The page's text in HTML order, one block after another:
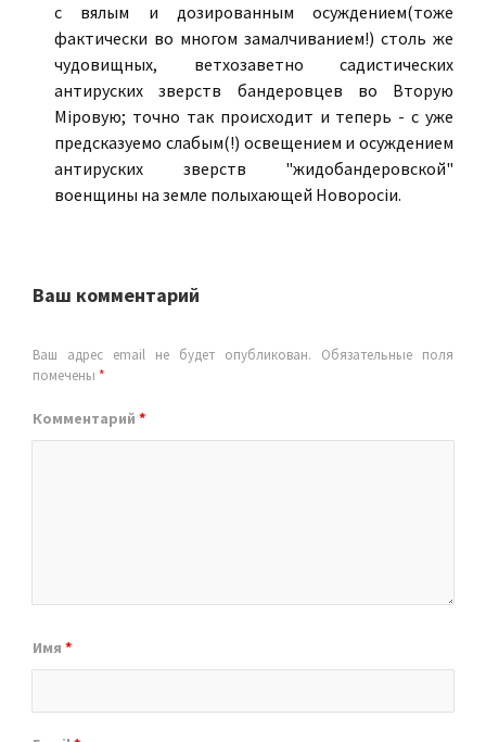
с вялым и дозированным осуждением(тоже
фактически во многом замалчиванием!) столь же
чудовищных, ветхозаветно садистических
антируских зверств бандеровцев во Вторую
Мiровую; точно так происходит и теперь - с уже
предсказуемо слабым(!) освещением и осуждением
антируских зверств "жидобандеровской"
военщины на земле полыхающей Новоросiи.
Ваш комментарий
Ваш адрес email не будет опубликован.
Обязательные поля
помечены *
Комментарий *
Имя *